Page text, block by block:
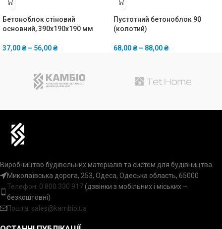
Бетоноблок стіновий
основний, 390x190x190 мм
37,00₴ – 56,00₴
Пустотний бетоноблок 90
(колотий)
68,00₴ – 88,00₴
Виробництво будівельних матеріалів та систем для будівництва
Миколаївська дорога, 253, Одеса, Одеська область, 65000
Телефон: 0 800 330 917(дзвінки з мобільних і міських –
безкоштовні)
Пошта: sales@kambio.ua